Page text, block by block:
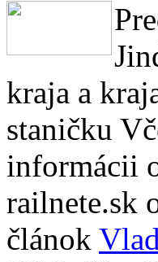
kraja a
staničku
informácii
railnete.sk
článok